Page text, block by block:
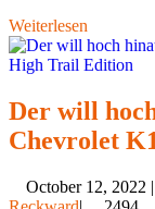
Weiterlesen
Der will
Chevrolet
October 12, 2022